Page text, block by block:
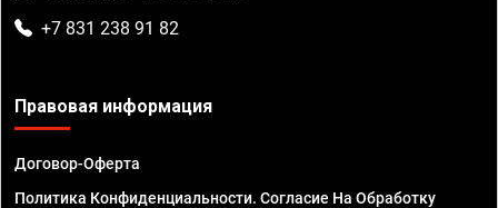
+7 831 238 91 82
Правовая информация
Договор-Оферта
Политика Конфиденциальности. Согласие На Обработку